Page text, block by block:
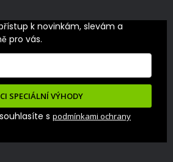
k novinkám, slevám a
pro vás.
SPECIÁLNÍ VÝHODY
s podmínkami ochrany